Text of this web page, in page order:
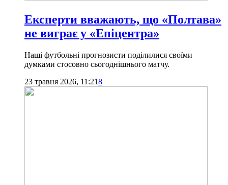
Експерти вважають, що «Полтава»
не виграє у «Епіцентра»
Наші футбольні прогнозисти поділилися своїми
думками стосовно сьогоднішнього матчу.
23 травня 2026, 11:218